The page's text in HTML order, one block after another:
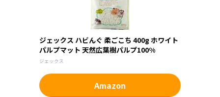
ジェックス ハビんぐ 柔ごこち 400g ホワイト
パルプマット 天然広葉樹パルプ100%
ジェックス
Amazon